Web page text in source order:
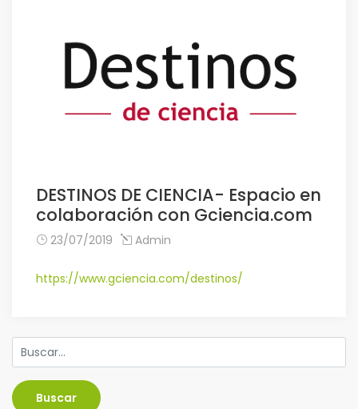
DESTINOS DE CIENCIA- Espacio en
colaboración con Gciencia.com
23/07/2019 Admin
https://www.gciencia.com/destinos/
Buscar